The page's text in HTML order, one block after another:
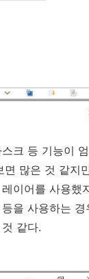
크 등 기능이
많은 것 같지
이어를 사용
을 사용하는
같다.